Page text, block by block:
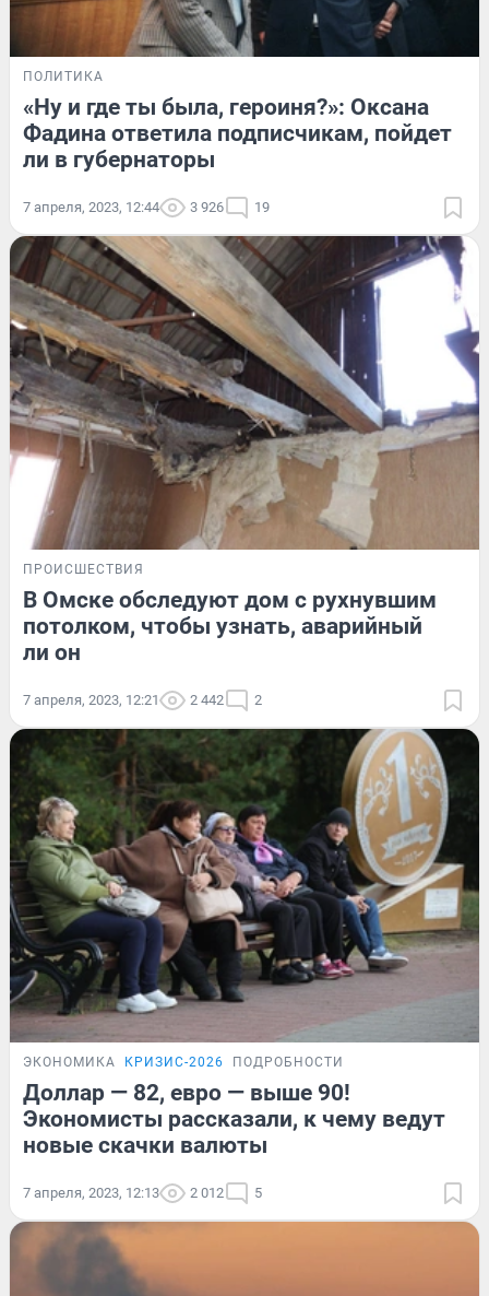
ПОЛИТИКА
«Ну и где ты была, героиня?»: Оксана
Фадина ответила подписчикам, пойдет
ли в губернаторы
7 апреля, 2023, 12:44 3 926 19
ПРОИСШЕСТВИЯ
В Омске обследуют дом с рухнувшим
потолком, чтобы узнать, аварийный
ли он
7 апреля, 2023, 12:21 2 442 2
ЭКОНОМИКА КРИЗИС-2026 ПОДРОБНОСТИ
Доллар — 82, евро — выше 90!
Экономисты рассказали, к чему ведут
новые скачки валюты
7 апреля, 2023, 12:13 2 012 5